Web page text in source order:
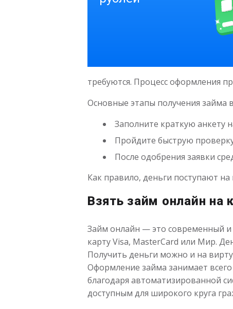
требуются. Процесс оформления
Основные этапы получения займа
Заполните краткую анкету
Пройдите быструю
После одобрения заявки
Как правило, деньги поступают
Взять займ онлайн на
Займ онлайн — это современный
карту Visa, MasterCard или Мир.
Получить деньги можно и на
Оформление займа занимает
благодаря автоматизированной
доступным для широкого круга